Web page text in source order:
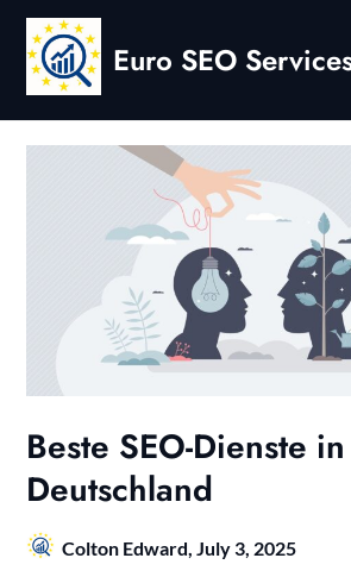
Skip
content
Euro SEO
Beste SEO-Dienste
Deutschland
Colton Edward,July 3, 2025